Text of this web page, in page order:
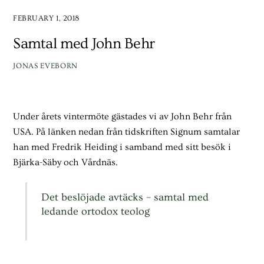
FEBRUARY 1, 2018
Samtal med John Behr
JONAS EVEBORN
Under årets vintermöte gästades vi av John Behr från
USA. På länken nedan från tidskriften Signum samtalar
han med Fredrik Heiding i samband med sitt besök i
Bjärka-Säby och Vårdnäs.
Det beslöjade avtäcks – samtal med
ledande ortodox teolog